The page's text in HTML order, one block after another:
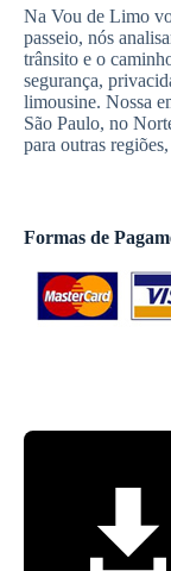
Na Vou de Limo
passeio, nós
trânsito e o
segurança,
limousine. Nossa
São Paulo, no
para outras
Formas de